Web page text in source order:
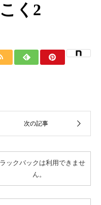
く2
ラックバックは利用できませ
ん。